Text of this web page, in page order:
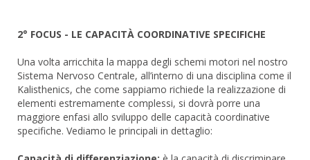
2° FOCUS - LE CAPACITÀ COORDINATIVE SPECIFICHE
Una volta arricchita la mappa degli schemi motori nel nostro
Sistema Nervoso Centrale, all’interno di una disciplina come il
Kalisthenics, che come sappiamo richiede la realizzazione di
elementi estremamente complessi, si dovrà porre una
maggiore enfasi allo sviluppo delle capacità coordinative
specifiche. Vediamo le principali in dettaglio: